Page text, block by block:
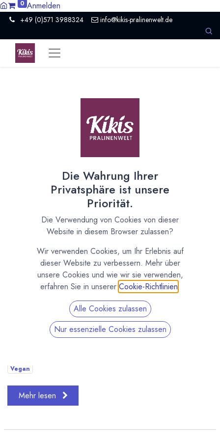
0 Anmelden
+49 (0)571 3988324 info@kikis-pralinenwelt.de
×
Neu: Crunchy Flakes
Neues aus Kiki's Pralinenwelt und kreativer Küche
Schoko - Haselnussnougat - Karamell - Weiß - Himbeer -
Passionsfrucht - Schwarze Johannisbeere Gleich sieben
neue Schokoladenkreationen sind in den letzten Wochen
in unserer Manufaktur in Minden entst...
Vegan
Mehr lesen
Die Wahrung Ihrer
Privatsphäre ist unsere
Priorität.
Die Verwendung von Cookies von dieser
Website in diesem Browser zulassen?
Wir verwenden Cookies, um Ihr Erlebnis auf
dieser Website zu verbessern. Mehr über
unsere Cookies und wie wir sie verwenden,
erfahren Sie in unserer Cookie-Richtlinien
Alle Cookies zulassen
Nur essenzielle Cookies zulassen